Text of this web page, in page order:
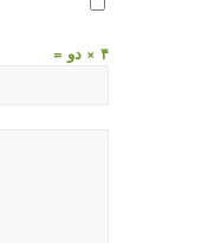
۴ × دو =